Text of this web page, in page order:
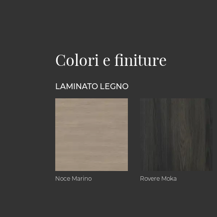
Colori e finiture
LAMINATO LEGNO
Noce Marino Rovere Moka